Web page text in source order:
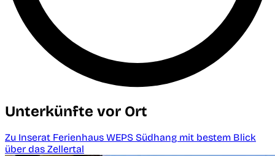
Unterkünfte vor Ort
Zu Inserat Ferienhaus WEPS Südhang mit bestem Blick
über das Zellertal